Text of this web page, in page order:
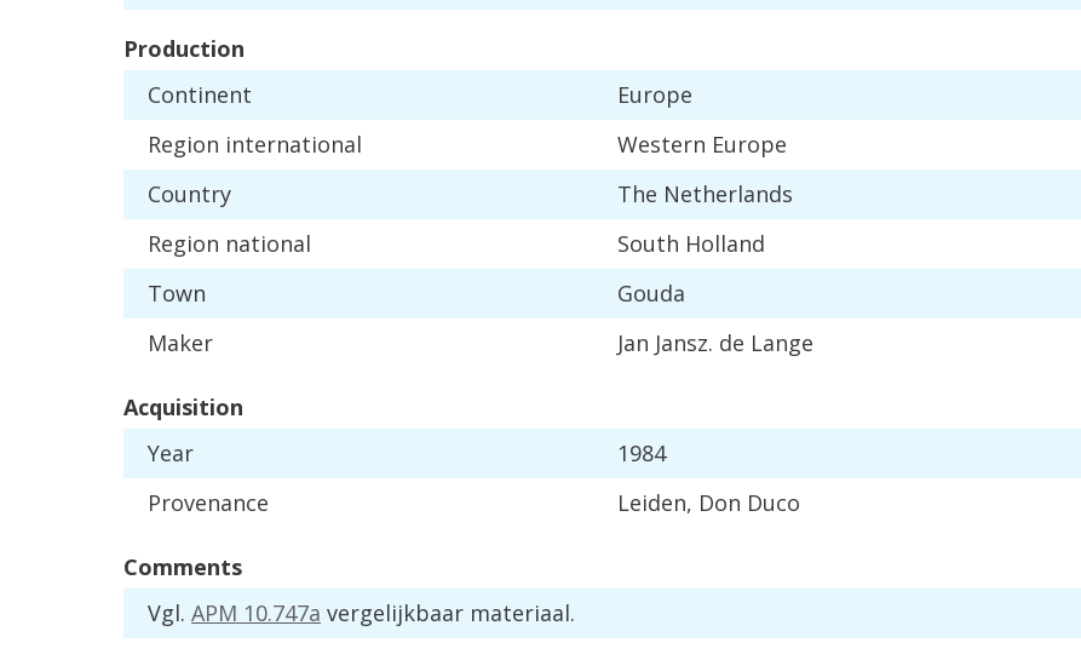
Production
Continent
Europe
Region international Western Europe
Country
The Netherlands
Region national South Holland
Town
Gouda
Maker
Jan Jansz. de Lange
Acquisition
Year
1984
Provenance
Leiden, Don Duco
Comments
Vgl. APM 10.747a vergelijkbaar materiaal.